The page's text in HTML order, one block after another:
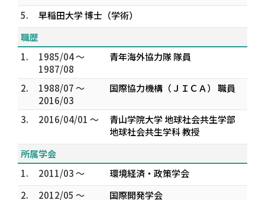
5.
早稲田大学 博士（学術）
職歴
1.
1985/04 ～
1987/08
青年海外協力隊 隊員
2.
1988/07 ～
2016/03
国際協力機構（ＪＩＣＡ） 職員
3. 2016/04/01 ～
青山学院大学 地球社会共生学部
地球社会共生学科 教授
所属学会
1.
2011/03 ～
環境経済・政策学会
2.
2012/05 ～
国際開発学会